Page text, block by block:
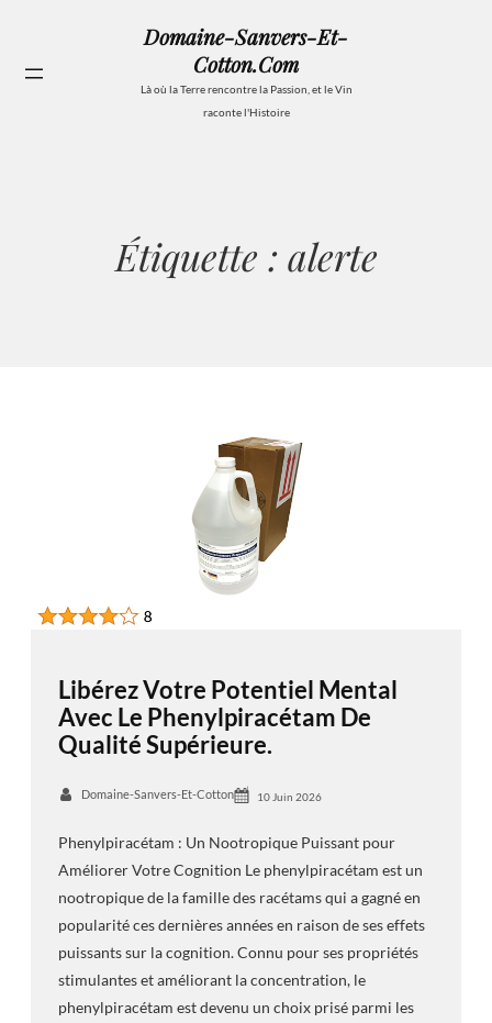
contenu
Domaine-Sanvers-Et-
Cotton.com
Là où la Terre rencontre la Passion, et le Vin
raconte l'Histoire
Étiquette : alerte
Libérez Votre Potentiel Mental
Avec Le Phenylpiracétam De
Qualité Supérieure.
Domaine-Sanvers-Et-Cotton 10 Juin 2026
Phenylpiracétam : Un Nootropique Puissant pour
Améliorer Votre Cognition Le phenylpiracétam est un
nootropique de la famille des racétams qui a gagné en
popularité ces dernières années en raison de ses effets
puissants sur la cognition. Connu pour ses propriétés
stimulantes et améliorant la concentration, le
phenylpiracétam est devenu un choix prisé parmi les